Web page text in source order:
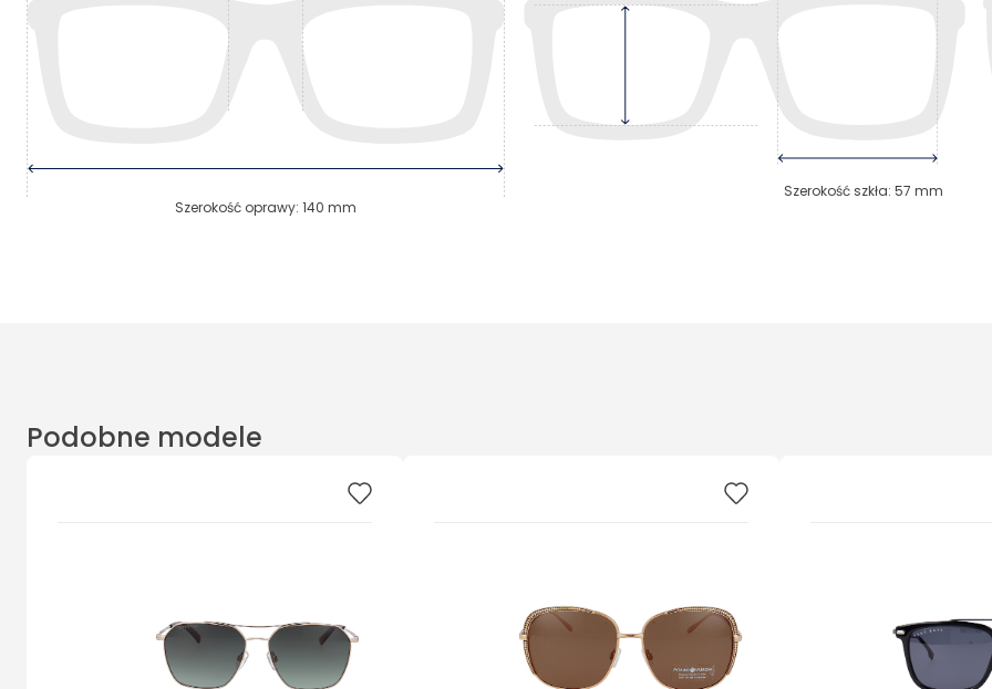
Szerokość oprawy: 140 mm
Szerokość szkła: 57 mm
Podobne modele